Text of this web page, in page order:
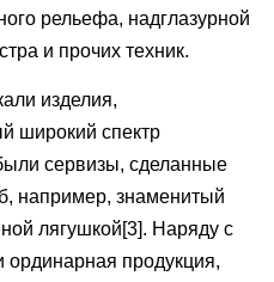
рельефа, надглазурной
и прочих техник.
изделия,
широкий спектр
сервизы, сделанные
например, знаменитый
лягушкой[3]. Наряду с
продукция,